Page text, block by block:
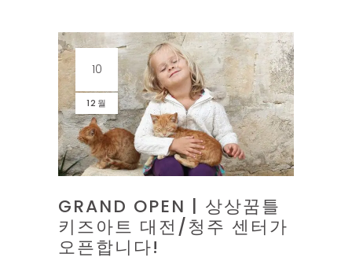
10
12월
GRAND OPEN | 상상꿈틀
키즈아트 대전/청주 센터가
오픈합니다!